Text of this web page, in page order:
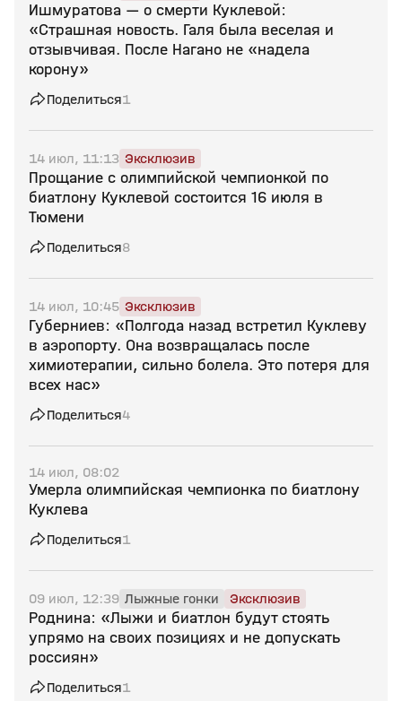
Ишмуратова — о смерти Куклевой:
«Страшная новость. Галя была веселая и
отзывчивая. После Нагано не «надела
корону»
Поделиться1
14 июл, 11:13 Эксклюзив
Прощание с олимпийской чемпионкой по
биатлону Куклевой состоится 16 июля в
Тюмени
Поделиться8
14 июл, 10:45 Эксклюзив
Губерниев: «Полгода назад встретил Куклеву
в аэропорту. Она возвращалась после
химиотерапии, сильно болела. Это потеря для
всех нас»
Поделиться4
14 июл, 08:02
Умерла олимпийская чемпионка по биатлону
Куклева
Поделиться1
09 июл, 12:39 Лыжные гонки Эксклюзив
Роднина: «Лыжи и биатлон будут стоять
упрямо на своих позициях и не допускать
россиян»
Поделиться1